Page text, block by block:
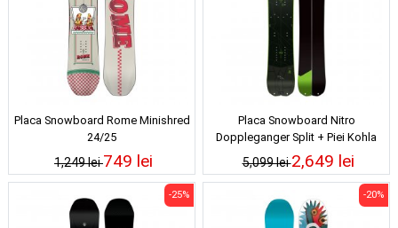
Placa Snowboard Rome Minishred
24/25
1,249 lei749 lei
Placa Snowboard Nitro
Doppleganger Split + Piei Kohla
22/23
5,099 lei2,649 lei
-25% -20%